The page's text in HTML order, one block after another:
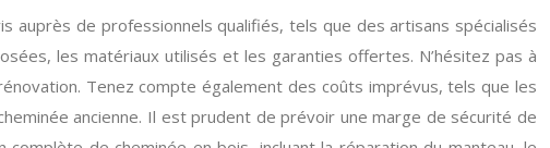
auprès de professionnels qualifiés, tels que des artisans spécialisés
les matériaux utilisés et les garanties offertes. N’hésitez pas à
Tenez compte également des coûts imprévus, tels que les
ancienne. Il est prudent de prévoir une marge de sécurité de